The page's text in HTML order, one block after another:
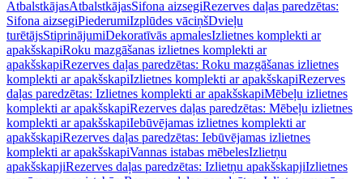
AtbalstkājasAtbalstkājasSifona aizsegiRezerves daļas paredzētas:
Sifona aizsegiPiederumiIzplūdes vāciņšDvieļu
turētājsStiprinājumiDekoratīvās apmalesIzlietnes komplekti ar
apakšskapiRoku mazgāšanas izlietnes komplekti ar
apakšskapiRezerves daļas paredzētas: Roku mazgāšanas izlietnes
komplekti ar apakšskapiIzlietnes komplekti ar apakšskapiRezerves
daļas paredzētas: Izlietnes komplekti ar apakšskapiMēbeļu izlietnes
komplekti ar apakšskapiRezerves daļas paredzētas: Mēbeļu izlietnes
komplekti ar apakšskapiIebūvējamas izlietnes komplekti ar
apakšskapiRezerves daļas paredzētas: Iebūvējamas izlietnes
komplekti ar apakšskapiVannas istabas mēbelesIzlietņu
apakšskapjiRezerves daļas paredzētas: Izlietņu apakšskapjiIzlietnes